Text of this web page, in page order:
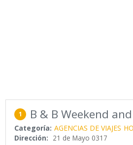
1 B & B Weekend
Categoría: AGENCIAS DE VIAJES
Dirección: 21 de Mayo 0317